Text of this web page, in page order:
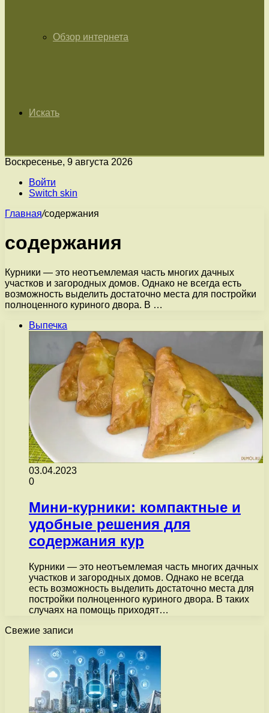
Обзор интернета
Искать
Воскресенье, 9 августа 2026
Войти
Switch skin
Главная/содержания
содержания
Курники — это неотъемлемая часть многих дачных
участков и загородных домов. Однако не всегда есть
возможность выделить достаточно места для постройки
полноценного куриного двора. В …
Выпечка
03.04.2023
0
Мини-курники: компактные и
удобные решения для
содержания кур
Курники — это неотъемлемая часть многих дачных
участков и загородных домов. Однако не всегда
есть возможность выделить достаточно места для
постройки полноценного куриного двора. В таких
случаях на помощь приходят…
Свежие записи